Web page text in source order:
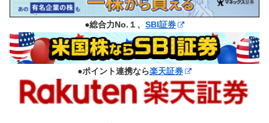
●総合力No.１、 SBI証券
●ポイント連携なら楽天証券